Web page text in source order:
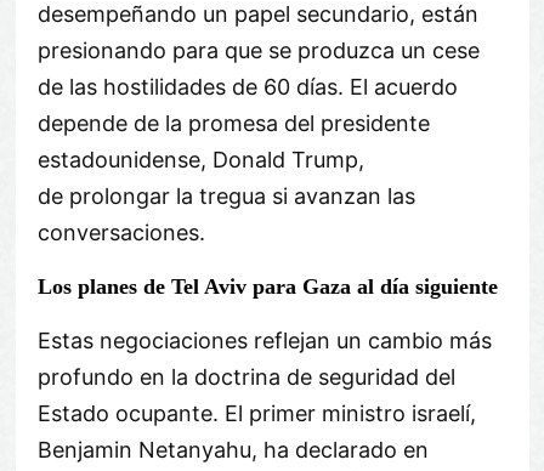
desempeñando un papel secundario, están
presionando para que se produzca un cese
de las hostilidades de 60 días. El acuerdo
depende de la promesa del presidente
estadounidense, Donald Trump,
de prolongar la tregua si avanzan las
conversaciones.
Los planes de Tel Aviv para Gaza al día siguiente
Estas negociaciones reflejan un cambio más
profundo en la doctrina de seguridad del
Estado ocupante. El primer ministro israelí,
Benjamin Netanyahu, ha declarado en